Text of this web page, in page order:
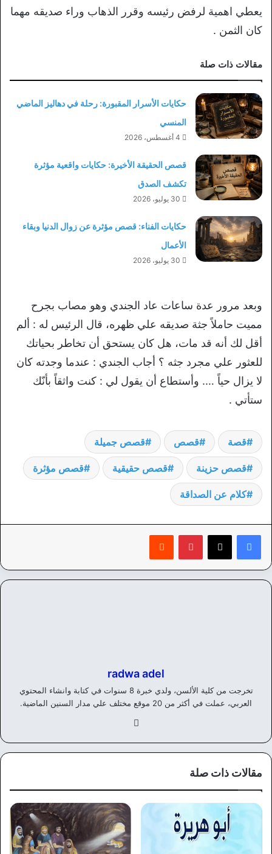
يعطي اهمية لرفض رئيسه وقرر الذهاب وراء صديقه مهما
كان الثمن .
مقالات ذات صلة
حكايات الأسرار المقبورة: رحلة في دهاليز الماضي
المنسي
4 أغسطس، 2026
قصص الحقيقة الأخيرة: حكايات واقعية مؤثرة
تكشف الصدق
30 يوليو، 2026
حكايات الفناء: قصص مؤثرة عن زوال الدنيا وبقاء
الأعمال
30 يوليو، 2026
وبعد مرور عدة ساعات عاد الجندي وهو مصاب بجرح
مميت حاملاً جثة صديقه علي ظهره، قال الرئيس له : ألم
أقل لك أنه قد مات، هل كان يستحق أن تخاطر بحياتك
للعثور علي مجرد جثه ؟ أجاب الجندي : عندما وجدته كان
لا يزال حياً …. وأستطاع أن يقول لي : كنت واثقاً بأنّك
ستأتي .
قصة قصص قصص جميلة
قصص حزينة قصص حقيقية قصص مؤثرة
كلام عن الصداقة
بينتيريست
radwa adel
تخرجت من كلية الألسن، ولدي خبرة 8 سنوات في كتابة وانشاء المحتوي
العربي، عملت في أكثر من 20 موقع مختلف علي مدار السنين الماضية.
وك
مقالات ذات صلة